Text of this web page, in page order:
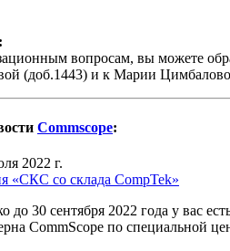
вопросам, вы можете
(доб.1443) и к Марии
Commscope:
2022 г.
«СКС со склада CompTek»
до 30 сентября 2022 года у вас
CommScope по специальной